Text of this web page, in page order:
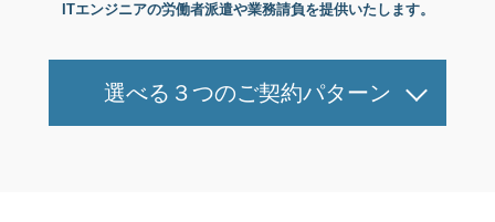
ITエンジニアの労働者派遣や業務請負を提供いたします。
選べる３つのご契約パターン